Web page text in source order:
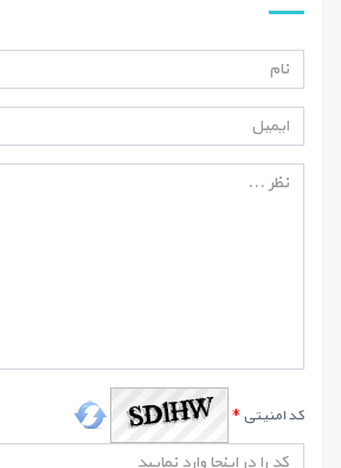
کد امنیتی*